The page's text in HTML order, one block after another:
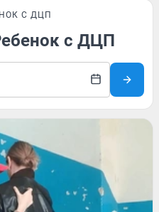
С ДЦП
с ДЦП